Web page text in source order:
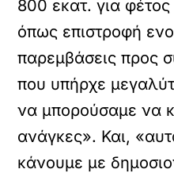
800 εκατ. για
όπως επιστροφή
παρεμβάσεις προς
που υπήρχε
να μπορούσαμε να
ανάγκες». Και,
κάνουμε με